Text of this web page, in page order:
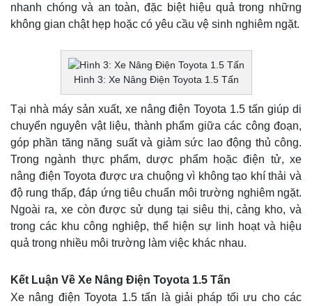
nhanh chóng và an toàn, đặc biệt hiệu quả trong những
không gian chật hẹp hoặc có yêu cầu vệ sinh nghiêm ngặt.
Hình 3: Xe Nâng Điện Toyota 1.5 Tấn
Tại nhà máy sản xuất, xe nâng điện Toyota 1.5 tấn giúp di
chuyển nguyên vật liệu, thành phẩm giữa các công đoạn,
góp phần tăng năng suất và giảm sức lao động thủ công.
Trong ngành thực phẩm, dược phẩm hoặc điện tử, xe
nâng điện Toyota được ưa chuộng vì không tạo khí thải và
độ rung thấp, đáp ứng tiêu chuẩn môi trường nghiêm ngặt.
Ngoài ra, xe còn được sử dụng tại siêu thị, cảng kho, và
trong các khu công nghiệp, thể hiện sự linh hoạt và hiệu
quả trong nhiều môi trường làm việc khác nhau.
Kết Luận Về Xe Nâng Điện Toyota 1.5 Tấn
Xe nâng điện Toyota 1.5 tấn là giải pháp tối ưu cho các